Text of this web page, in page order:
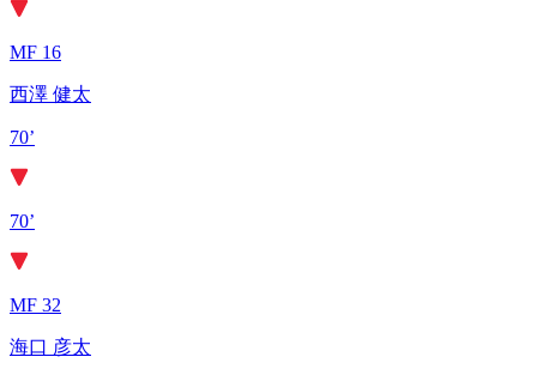
MF 16
西澤 健太
70’
70’
MF 32
海口 彦太